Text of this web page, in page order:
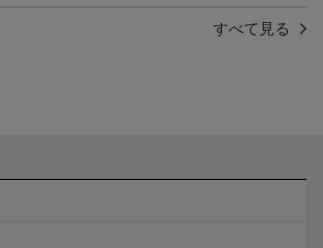
すべて見る